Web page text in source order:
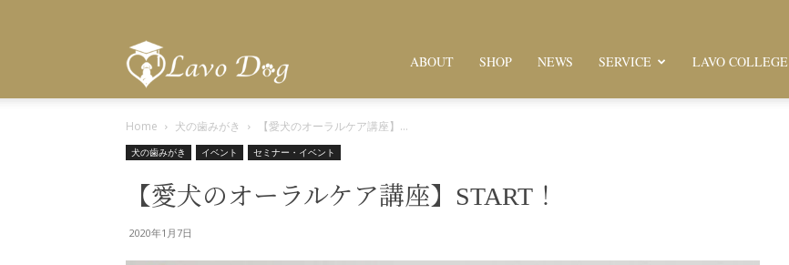
Dog
ABOUT SHOP NEWS SERVICE LAVO COLLEGE
Home 犬の歯みがき 【愛犬のオーラルケア講座】...
犬の歯みがき イベント セミナー・イベント
【愛犬のオーラルケア講座】START！
2020年1月7日